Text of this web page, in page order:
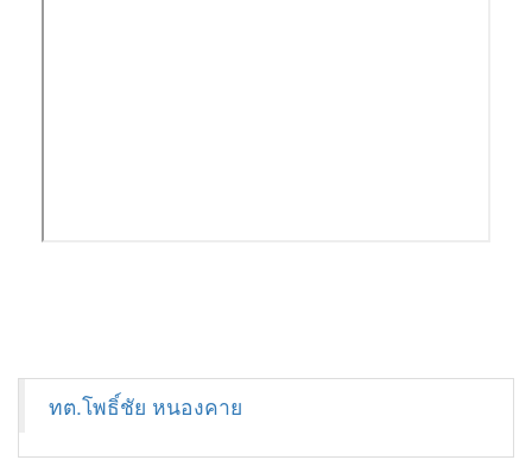
ทต.โพธิ์ชัย หนองคาย